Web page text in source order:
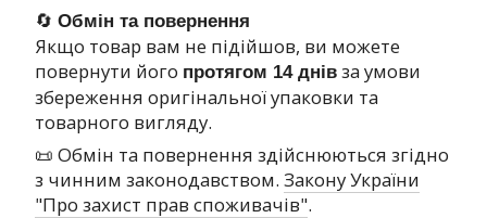
🔄 Обмін та повернення
Якщо товар вам не підійшов, ви можете
повернути його протягом 14 днів за умови
збереження оригінальної упаковки та
товарного вигляду.
📜 Обмін та повернення здійснюються згідно
з чинним законодавством. Закону України
"Про захист прав споживачів".